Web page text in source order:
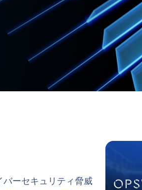
ーセキュリティ脅威